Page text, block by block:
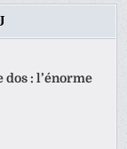
: l’énorme